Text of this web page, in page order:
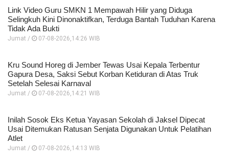
Link Video Guru SMKN 1 Mempawah Hilir yang Diduga
Selingkuh Kini Dinonaktifkan, Terduga Bantah Tuduhan Karena
Tidak Ada Bukti
Jumat / 07-08-2026,14:26 WIB
Kru Sound Horeg di Jember Tewas Usai Kepala Terbentur
Gapura Desa, Saksi Sebut Korban Ketiduran di Atas Truk
Setelah Selesai Karnaval
Jumat / 07-08-2026,14:21 WIB
Inilah Sosok Eks Ketua Yayasan Sekolah di Jaksel Dipecat
Usai Ditemukan Ratusan Senjata Digunakan Untuk Pelatihan
Atlet
Jumat / 07-08-2026,14:13 WIB